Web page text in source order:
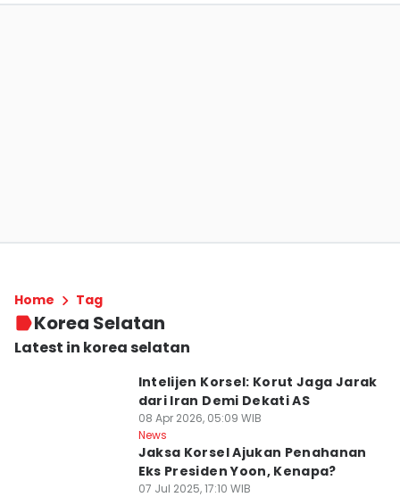
Home Tag
Korea Selatan
Latest in korea selatan
Intelijen Korsel: Korut Jaga Jarak
dari Iran Demi Dekati AS
08 Apr 2026, 05:09 WIB
News
Jaksa Korsel Ajukan Penahanan
Eks Presiden Yoon, Kenapa?
07 Jul 2025, 17:10 WIB